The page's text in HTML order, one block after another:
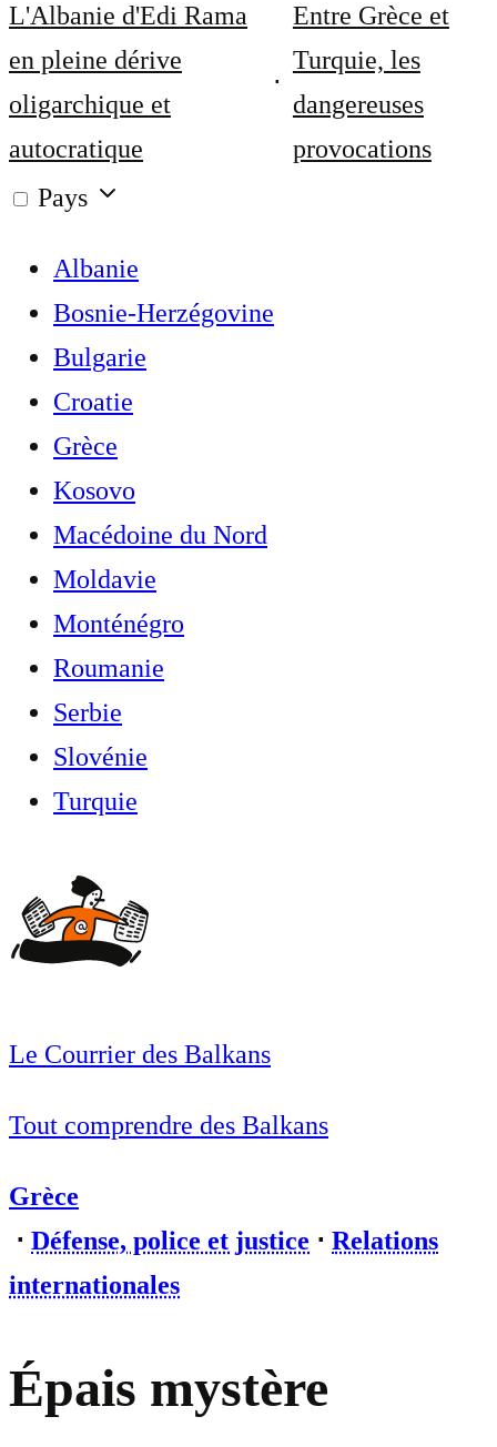
L'Albanie d'Edi Rama
en pleine dérive
oligarchique et
autocratique
Entre Grèce et
Turquie, les
dangereuses
provocations
Pays
Albanie
Bosnie-Herzégovine
Bulgarie
Croatie
Grèce
Kosovo
Macédoine du Nord
Moldavie
Monténégro
Roumanie
Serbie
Slovénie
Turquie
Le Courrier des Balkans
Tout comprendre des Balkans
Grèce
⋅ Défense, police et justice ⋅ Relations
internationales
Épais mystère